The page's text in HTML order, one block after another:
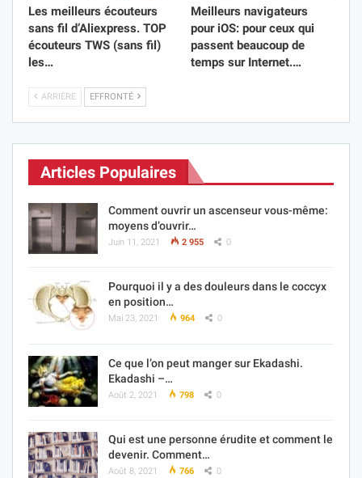
Les meilleurs écouteurs
sans fil d’Aliexpress. TOP
écouteurs TWS (sans fil)
les…
Meilleurs navigateurs
pour iOS: pour ceux qui
passent beaucoup de
temps sur Internet.…
ARRIÈRE EFFRONTÉ
Articles Populaires
Comment ouvrir un ascenseur vous-même:
moyens d’ouvrir…
Juin 11, 2021 2 955 0
Pourquoi il y a des douleurs dans le coccyx
en position…
Mai 23, 2021 964 0
Ce que l’on peut manger sur Ekadashi.
Ekadashi –…
Août 2, 2021 798 0
Qui est une personne érudite et comment le
devenir. Comment…
Août 8, 2021 766 0